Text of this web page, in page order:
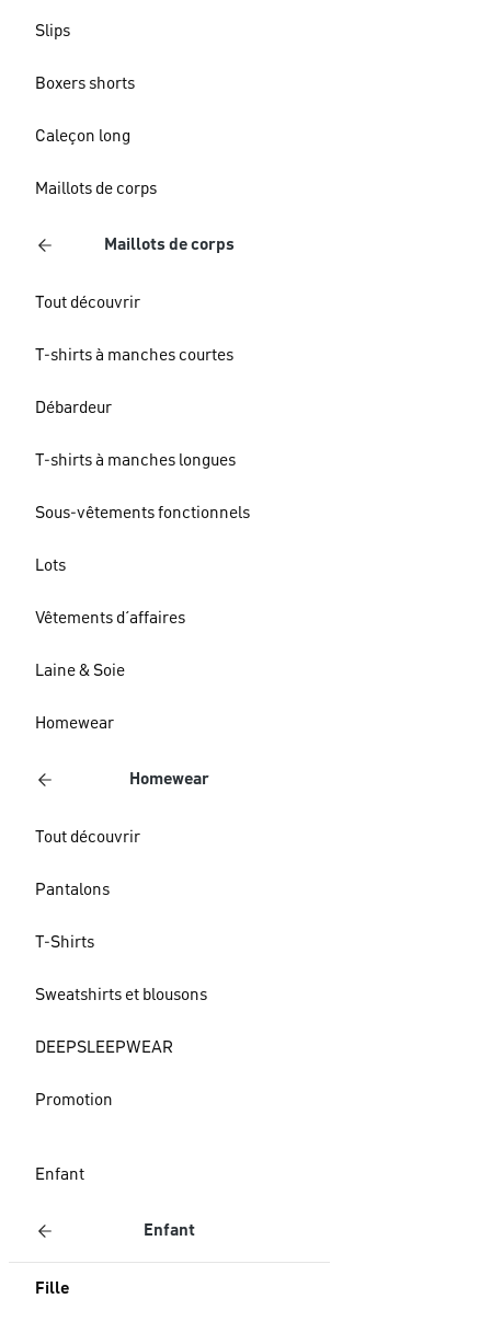
Slips
Boxers shorts
Caleçon long
Maillots de corps
Maillots de corps
Tout découvrir
T-shirts à manches courtes
Débardeur
T-shirts à manches longues
Sous-vêtements fonctionnels
Lots
Vêtements d´affaires
Laine & Soie
Homewear
Homewear
Tout découvrir
Pantalons
T-Shirts
Sweatshirts et blousons
DEEPSLEEPWEAR
Promotion
Enfant
Enfant
Fille